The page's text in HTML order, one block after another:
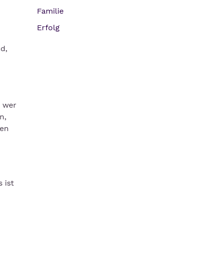
wer
ist
Familie
Erfolg